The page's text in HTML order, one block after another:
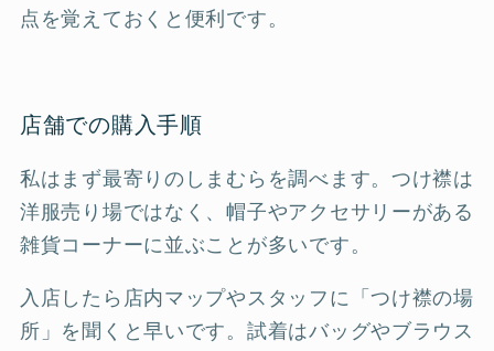
点を覚えておくと便利です。
店舗での購入手順
私はまず最寄りのしまむらを調べます。つけ襟は
洋服売り場ではなく、帽子やアクセサリーがある
雑貨コーナーに並ぶことが多いです。
入店したら店内マップやスタッフに「つけ襟の場
所」を聞くと早いです。試着はバッグやブラウス